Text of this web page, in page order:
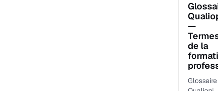
—
Termes
de la
Glossaire